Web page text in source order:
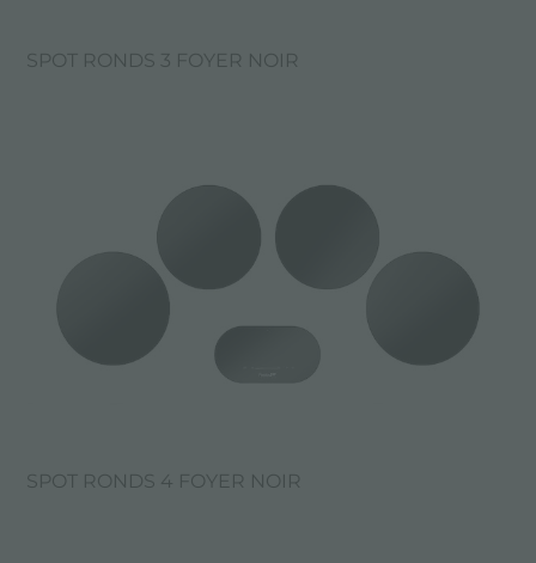
SPOT RONDS 3 FOYER NOIR
SPOT RONDS 4 FOYER NOIR